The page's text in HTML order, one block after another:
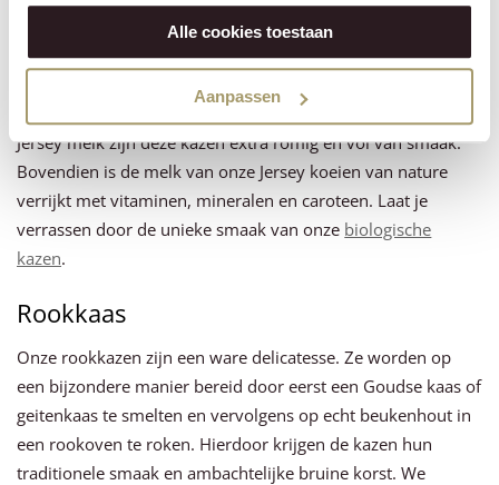
Alle cookies toestaan
Aanpassen
Onze biologische kazen, veelal gemaakt van Jersey melk, zijn
een ware traktatie voor de smaakpapillen. Met naturel,
en rijke smaakervaring. Door het hogere eiwitgehalte van de
Jersey melk zijn deze kazen extra romig en vol van smaak.
Bovendien is de melk van onze Jersey koeien van nature
verrijkt met vitaminen, mineralen en caroteen. Laat je
verrassen door de unieke smaak van onze biologische
kazen.
Rookkaas
Onze rookkazen zijn een ware delicatesse. Ze worden op
een bijzondere manier bereid door eerst een Goudse kaas of
geitenkaas te smelten en vervolgens op echt beukenhout in
een rookoven te roken. Hierdoor krijgen de kazen hun
traditionele smaak en ambachtelijke bruine korst. We